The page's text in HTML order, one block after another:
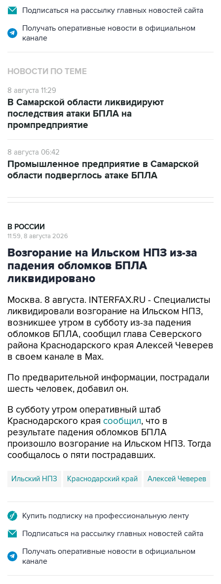
Подписаться на рассылку главных новостей сайта
Получать оперативные новости в официальном
канале
НОВОСТИ ПО ТЕМЕ
8 августа 11:29
В Самарской области ликвидируют
последствия атаки БПЛА на
промпредприятие
8 августа 06:42
Промышленное предприятие в Самарской
области подверглось атаке БПЛА
В РОССИИ
11:59, 8 августа 2026
Возгорание на Ильском НПЗ из-за
падения обломков БПЛА
ликвидировано
Москва. 8 августа. INTERFAX.RU - Специалисты
ликвидировали возгорание на Ильском НПЗ,
возникшее утром в субботу из-за падения
обломков БПЛА, сообщил глава Северского
района Краснодарского края Алексей Чеверев
в своем канале в Max.
По предварительной информации, пострадали
шесть человек, добавил он.
В субботу утром оперативный штаб
Краснодарского края сообщил, что в
результате падения обломков БПЛА
произошло возгорание на Ильском НПЗ. Тогда
сообщалось о пяти пострадавших.
Ильский НПЗ Краснодарский край Алексей Чеверев
Купить подписку на профессиональную ленту
Подписаться на рассылку главных новостей сайта
Получать оперативные новости в официальном
канале